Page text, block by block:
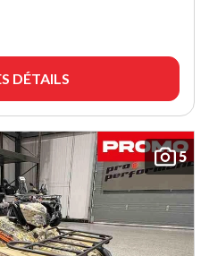
DÉTAILS
5